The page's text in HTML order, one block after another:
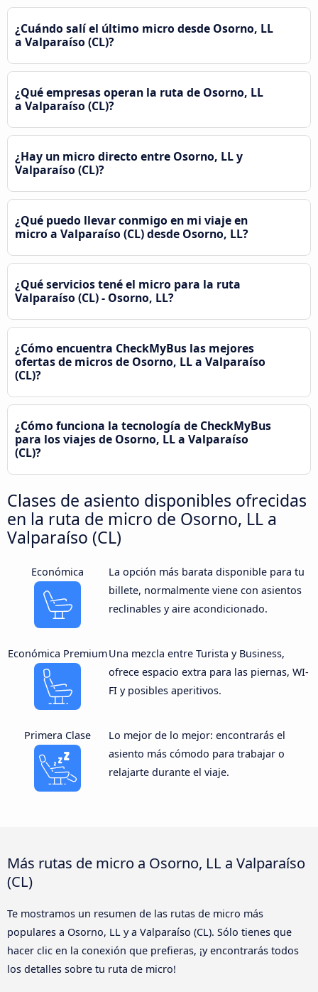
¿Cuándo salí el último micro desde Osorno, LL
a Valparaíso (CL)?
¿Qué empresas operan la ruta de Osorno, LL
a Valparaíso (CL)?
¿Hay un micro directo entre Osorno, LL y
Valparaíso (CL)?
¿Qué puedo llevar conmigo en mi viaje en
micro a Valparaíso (CL) desde Osorno, LL?
¿Qué servicios tené el micro para la ruta
Valparaíso (CL) - Osorno, LL?
¿Cómo encuentra CheckMyBus las mejores
ofertas de micros de Osorno, LL a Valparaíso
(CL)?
¿Cómo funciona la tecnología de CheckMyBus
para los viajes de Osorno, LL a Valparaíso
(CL)?
Clases de asiento disponibles ofrecidas
en la ruta de micro de Osorno, LL a
Valparaíso (CL)
Económica
La opción más barata disponible para tu
billete, normalmente viene con asientos
reclinables y aire acondicionado.
Económica PremiumUna mezcla entre Turista y Business,
ofrece espacio extra para las piernas, WI-
FI y posibles aperitivos.
Primera Clase
Lo mejor de lo mejor: encontrarás el
asiento más cómodo para trabajar o
relajarte durante el viaje.
Más rutas de micro a Osorno, LL a Valparaíso
(CL)
Te mostramos un resumen de las rutas de micro más
populares a Osorno, LL y a Valparaíso (CL). Sólo tienes que
hacer clic en la conexión que prefieras, ¡y encontrarás todos
los detalles sobre tu ruta de micro!